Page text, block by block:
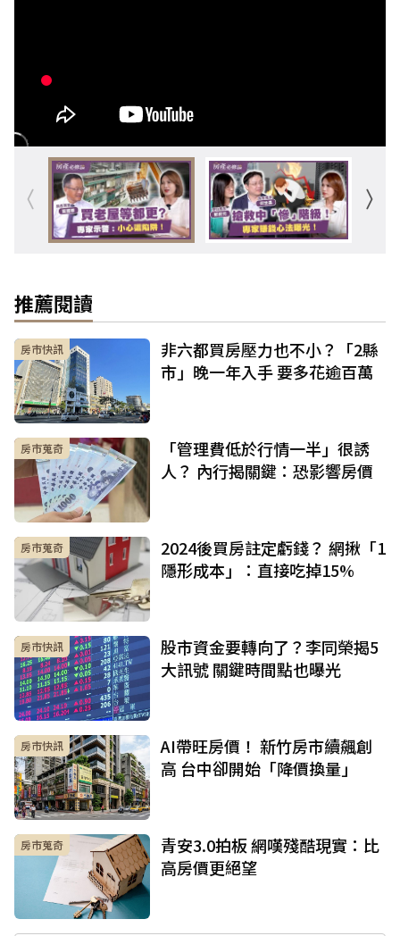
推薦閱讀
房市快訊
非六都買房壓力也不小？「2縣
市」晚一年入手 要多花逾百萬
房市蒐奇
「管理費低於行情一半」很誘
人？ 內行揭關鍵：恐影響房價
房市蒐奇
2024後買房註定虧錢？ 網揪「1
隱形成本」：直接吃掉15%
房市快訊
股市資金要轉向了？李同榮揭5
大訊號 關鍵時間點也曝光
房市快訊
AI帶旺房價！ 新竹房市續飆創
高 台中卻開始「降價換量」
房市蒐奇
青安3.0拍板 網嘆殘酷現實：比
高房價更絕望